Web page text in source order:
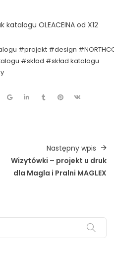
OLEACEINA od X12
#projekt #design
#skład #skład katalogu
Następny wpis
Wizytówki – projekt u druk
dla Magla i Pralni MAGLEX